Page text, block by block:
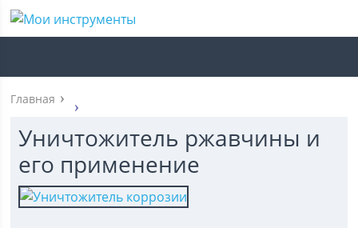
Главная
Уничтожитель ржавчины и
его применение